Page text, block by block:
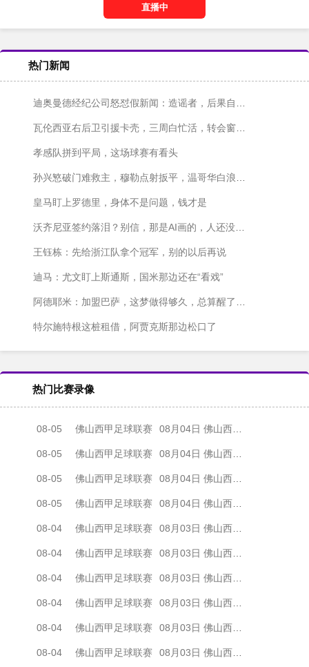
直播中
热门新闻
迪奥曼德经纪公司怒怼假新闻：造谣者，后果自负！
瓦伦西亚右后卫引援卡壳，三周白忙活，转会窗快关上了！
孝感队拼到平局，这场球赛有看头
孙兴慜破门难救主，穆勒点射扳平，温哥华白浪主场1-1战平洛杉矶
皇马盯上罗德里，身体不是问题，钱才是
沃齐尼亚签约落泪？别信，那是AI画的，人还没签字呢
王钰栋：先给浙江队拿个冠军，别的以后再说
迪马：尤文盯上斯通斯，国米那边还在“看戏”
阿德耶米：加盟巴萨，这梦做得够久，总算醒了？不对，是成了！
特尔施特根这桩租借，阿贾克斯那边松口了
热门比赛录像
08-05 佛山西甲足球联赛 08月04日 佛山西甲足球联赛32强淘汰赛 肇庆恒骏成 VS 三七互娱 全场录像
08-05 佛山西甲足球联赛 08月04日 佛山西甲足球联赛32强淘汰赛 广东西南建设 VS 香港圣徒 全场录像
08-05 佛山西甲足球联赛 08月04日 佛山西甲足球联赛32强淘汰赛 贪玩游戏 VS 美的薪火 全场录像
08-05 佛山西甲足球联赛 08月04日 佛山西甲足球联赛32强淘汰赛 藝品高國際 VS 湛江狂狼·粵辉能源 全场录像
08-04 佛山西甲足球联赛 08月03日 佛山西甲足球联赛32强淘汰赛 广东客家青年 VS 广州英华思力U17 全场录像
08-04 佛山西甲足球联赛 08月03日 佛山西甲足球联赛32强淘汰赛 广州求信 VS 顺德新青年 全场录像
08-04 佛山西甲足球联赛 08月03日 佛山西甲足球联赛32强淘汰赛 大塘控股 VS 茂名市点都得 全场录像
08-04 佛山西甲足球联赛 08月03日 佛山西甲足球联赛32强淘汰赛 广东凤铝 VS 湛江八部科技 全场录像
08-04 佛山西甲足球联赛 08月03日 佛山西甲足球联赛32强淘汰赛 广州蜀地红 VS 广州戴拿模 全场录像
08-04 佛山西甲足球联赛 08月03日 佛山西甲足球联赛32强淘汰赛 三水乐民兴健力宝 VS 中国澳门澳科精英 全场录像